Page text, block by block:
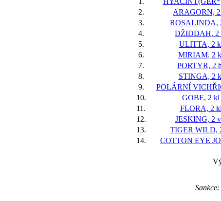
2.
ARAGORN,
3.
ROSALINDA,
4.
DŽIDDAH, 2
5.
ULITTA, 2
6.
MIRIAM, 2
7.
PORTYR, 2
8.
STINGA, 2
9.
POLÁRNÍ
10.
GOBE, 2 kl
11.
FLORA, 2 kl
12.
JESKING, 2
13.
TIGER WILD,
14.
COTTON EYE